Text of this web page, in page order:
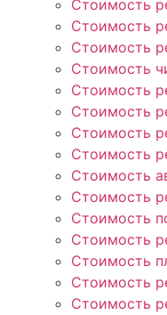
Стоимость
Стоимость
Стоимость
Стоимость
Стоимость
Стоимость
Стоимость
Стоимость
Стоимость
Стоимость
Стоимость
Стоимость
Стоимость
Стоимость
Стоимость